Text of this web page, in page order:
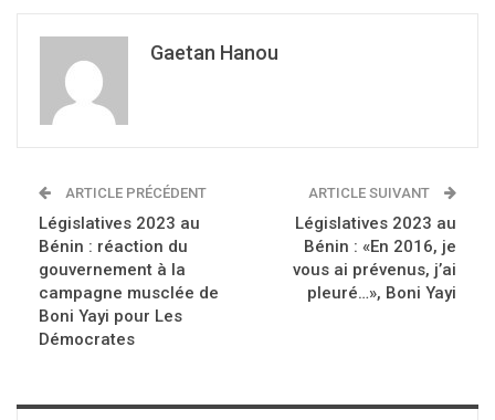
Gaetan Hanou
ARTICLE PRÉCÉDENT
Législatives 2023 au
Bénin : réaction du
gouvernement à la
campagne musclée de
Boni Yayi pour Les
Démocrates
ARTICLE SUIVANT
Législatives 2023 au
Bénin : «En 2016, je
vous ai prévenus, j’ai
pleuré…», Boni Yayi